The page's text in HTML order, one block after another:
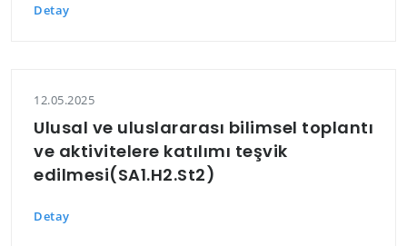
Detay
12.05.2025
Ulusal ve uluslararası bilimsel toplantı
ve aktivitelere katılımı teşvik
edilmesi(SA1.H2.St2)
Detay